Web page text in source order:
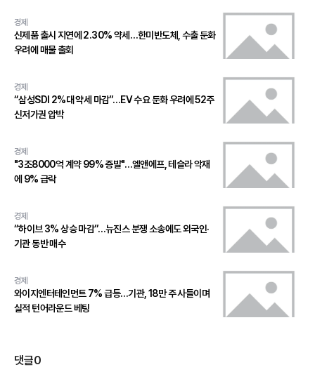
경제
신제품 출시 지연에 2.30% 약세…한미반도체, 수출 둔화
우려에 매물 출회
경제
“삼성SDI 2%대 약세 마감”…EV 수요 둔화 우려에 52주
신저가권 압박
경제
"3조8000억 계약 99% 증발"…엘앤에프, 테슬라 악재
에 9% 급락
경제
“하이브 3% 상승 마감”…뉴진스 분쟁 소송에도 외국인·
기관 동반 매수
경제
와이지엔터테인먼트 7% 급등…기관, 18만 주 사들이며
실적 턴어라운드 베팅
댓글0